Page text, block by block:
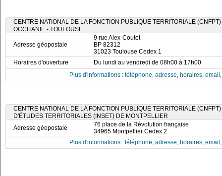
CENTRE NATIONAL DE LA FONCTION PUBLIQUE TERRITORIALE
OCCITANIE - TOULOUSE
Adresse géopostale
9 rue Alex-Coutet
BP 82312
31023 Toulouse Cedex 1
Horaires d'ouverture
Du lundi au vendredi de 08h00 à 17h00
Plus d'informations : téléphone, adresse, horaires,
CENTRE NATIONAL DE LA FONCTION PUBLIQUE TERRITORIALE
D'ÉTUDES TERRITORIALES (INSET) DE MONTPELLIER
Adresse géopostale
76 place de la Révolution française
34965 Montpellier Cedex 2
Plus d'informations : téléphone, adresse, horaires,